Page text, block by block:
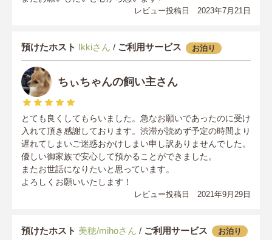
レビュー投稿日 2023年7月21日
預けたホスト Ikkiさん / ご利用サービス お泊り
ちぃちゃんの飼い主さん
とても良くしてもらいました。急なお願いであったのに受け
入れて頂き感謝しております。渋滞が読めず予定の時間より
遅れてしまいご迷惑おかけしまい申し訳ありませんでした。
優しい御家族で安心して預かることができました。
またお世話になりたいと思っています。
よろしくお願いいたします！
レビュー投稿日 2021年9月29日
預けたホスト 美穂/mihoさん / ご利用サービス お泊り